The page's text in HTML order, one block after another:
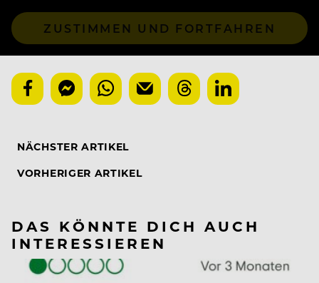
ZUSTIMMEN UND FORTFAHREN
NÄCHSTER ARTIKEL
VORHERIGER ARTIKEL
DAS KÖNNTE DICH AUCH
INTERESSIEREN